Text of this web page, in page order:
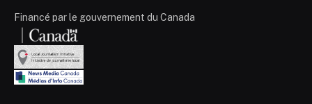
Financé par le gouvernement du Canada